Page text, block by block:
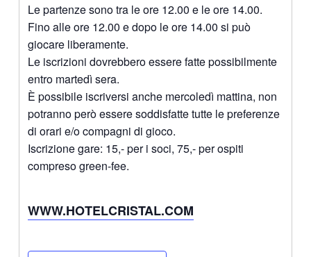
Le partenze sono tra le ore 12.00 e le ore 14.00.
Fino alle ore 12.00 e dopo le ore 14.00 si può
giocare liberamente.
Le iscrizioni dovrebbero essere fatte possibilmente
entro martedì sera.
È possibile iscriversi anche mercoledì mattina, non
potranno però essere soddisfatte tutte le preferenze
di orari e/o compagni di gioco.
Iscrizione gare: 15,- per i soci, 75,- per ospiti
compreso green-fee.
WWW.HOTELCRISTAL.COM